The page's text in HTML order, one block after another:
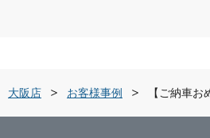
ガリバー泉北店
大阪店 お客様事例 【ご納車お